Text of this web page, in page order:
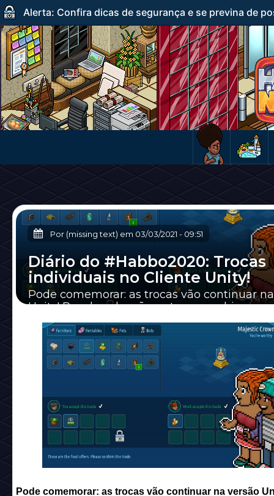
Alerta: Confira dicas de segurança e se previna de
Por (missing text) em 03/03/2021 - 09:51
Diário do #Habbo2020: Trocas
individuais no Cliente Unity!
Pode comemorar: as trocas vão continuar
Unity! Receber doações e trocar mobi por
Pode comemorar: as trocas vão continuar na versão